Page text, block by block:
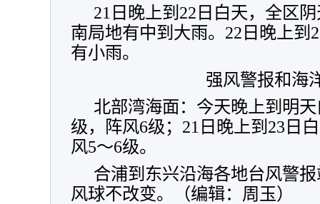
21日晚上到22日白天，全区
南局地有中到大雨。22日晚上到
有小雨。
强风警报和海
北部湾海面：今天晚上到明
级，阵风6级；21日晚上到23日
风5～6级。
合浦到东兴沿海各地台风警
风球不改变。（编辑：周玉）